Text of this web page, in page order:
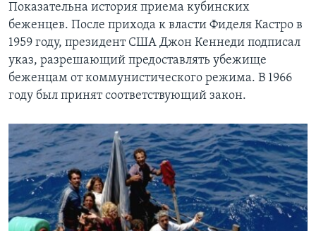
Показательна история приема кубинских
беженцев. После прихода к власти Фиделя Кастро в
1959 году, президент США Джон Кеннеди подписал
указ, разрешающий предоставлять убежище
беженцам от коммунистического режима. В 1966
году был принят соответствующий закон.